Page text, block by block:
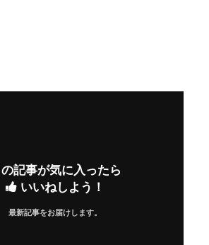
の記事が気に入ったら
いいねしよう！
最新記事をお届けします。